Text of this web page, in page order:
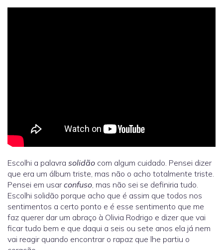
Escolhi a palavra solidão com algum cuidado. Pensei dizer
que era um álbum triste, mas não o acho totalmente triste.
Pensei em usarconfuso, mas não sei se definiria tudo.
Escolhi solidão porque acho que é assim que todos nos
sentimentos a certo ponto e é esse sentimento que me
faz querer dar um abraço à Olivia Rodrigo e dizer que vai
ficar tudo bem e que daqui a seis ou sete anos ela já nem
vai reagir quando encontrar o rapaz que lhe partiu o